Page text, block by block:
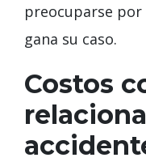
preocuparse
gana su caso.
Costos